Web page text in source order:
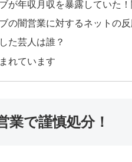
が年収月収を暴露していた
の闇営業に対するネットの
た芸人は誰？
れています
で謹慎処分！